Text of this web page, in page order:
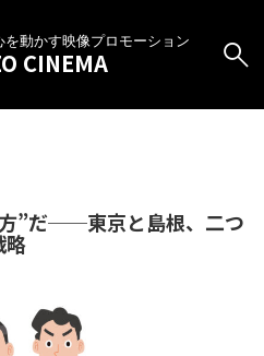
動かす映像プロモーション
CINEMA
”だ──東京と島根、二つ
略